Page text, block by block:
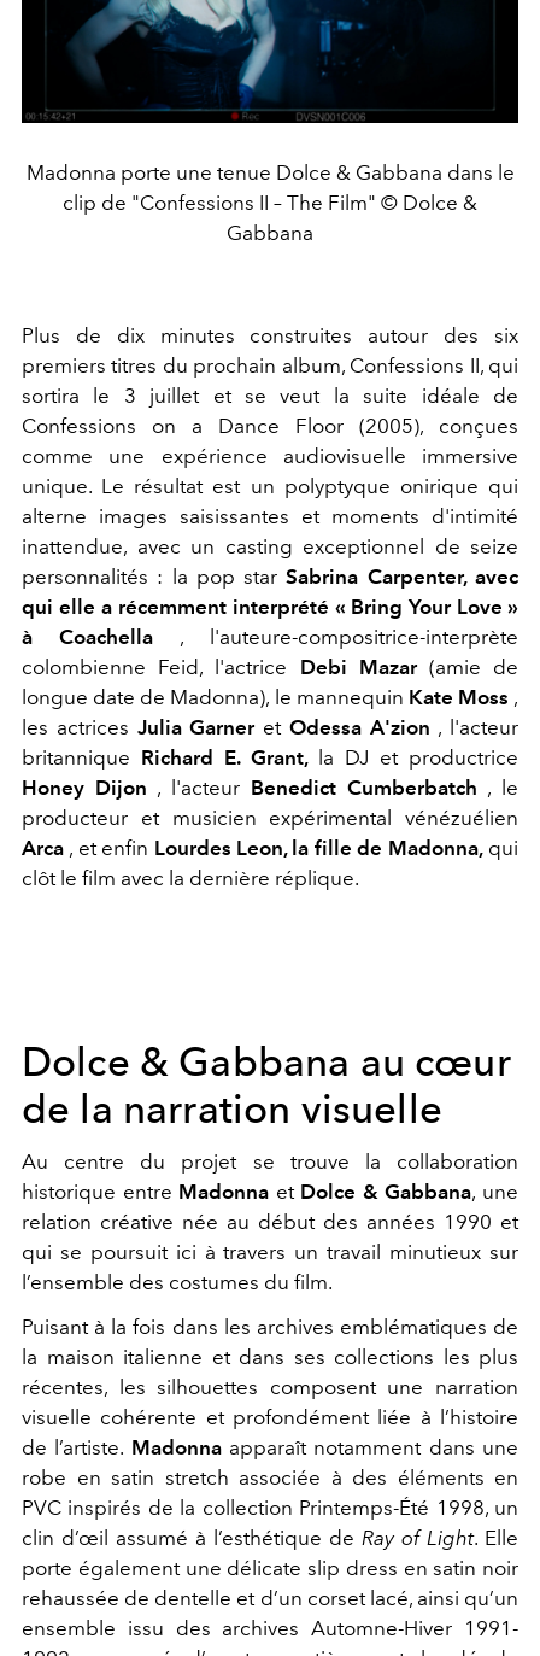
Madonna porte une tenue Dolce & Gabbana dans le
clip de "Confessions II – The Film" © Dolce &
Gabbana
Plus de dix minutes construites autour des six
premiers titres du prochain album, Confessions II, qui
sortira le 3 juillet et se veut la suite idéale de
Confessions on a Dance Floor (2005), conçues
comme une expérience audiovisuelle immersive
unique. Le résultat est un polyptyque onirique qui
alterne images saisissantes et moments d'intimité
inattendue, avec un casting exceptionnel de seize
personnalités : la pop starSabrina Carpenter, avec
qui elle a récemment interprété « Bring Your Love »
à Coachella , l'auteure-compositrice-interprète
colombienne Feid, l'actrice Debi Mazar(amie de
longue date de Madonna), le mannequin Kate Moss ,
les actrices Julia Garneret Odessa A'zion , l'acteur
britannique Richard E. Grant,la DJ et productrice
Honey Dijon , l'acteur Benedict Cumberbatch , le
producteur et musicien expérimental vénézuélien
Arca , et enfin Lourdes Leon, la fille de Madonna,qui
clôt le film avec la dernière réplique.
Dolce & Gabbana au cœur
de la narration visuelle
Au centre du projet se trouve la collaboration
historique entre Madonna et Dolce & Gabbana, une
relation créative née au début des années 1990 et
qui se poursuit ici à travers un travail minutieux sur
l’ensemble des costumes du film.
Puisant à la fois dans les archives emblématiques de
la maison italienne et dans ses collections les plus
récentes, les silhouettes composent une narration
visuelle cohérente et profondément liée à l’histoire
de l’artiste. Madonnaapparaît notamment dans une
robe en satin stretch associée à des éléments en
PVC inspirés de la collection Printemps-Été 1998, un
clin d’œil assumé à l’esthétique de Ray of Light. Elle
porte également une délicate slip dress en satin noir
rehaussée de dentelle et d’un corset lacé, ainsi qu’un
ensemble issu des archives Automne-Hiver 1991-